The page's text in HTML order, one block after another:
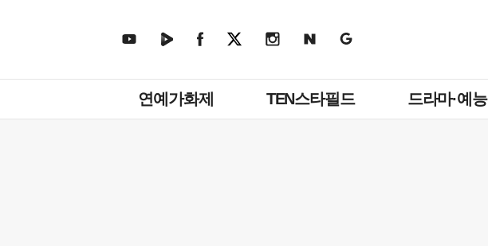
뉴
연예가화제 TEN스타필드 드라마·예능